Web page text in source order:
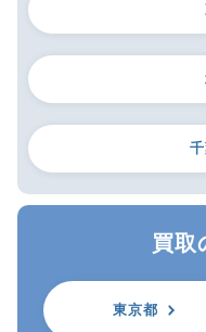
買取
東京都